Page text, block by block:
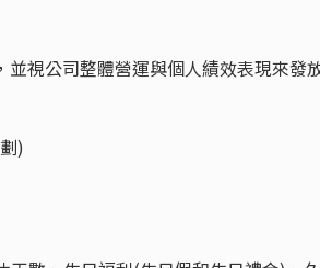
並視公司整體營運與個人績效表現來發
)